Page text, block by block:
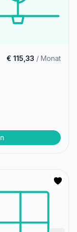
€ 115,33 / Monat